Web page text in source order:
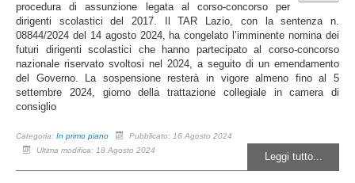
procedura di assunzione legata al corso-concorso per
dirigenti scolastici del 2017. Il TAR Lazio, con la sentenza n.
08844/2024 del 14 agosto 2024, ha congelato l’imminente nomina dei
futuri dirigenti scolastici che hanno partecipato al corso-concorso
nazionale riservato svoltosi nel 2024, a seguito di un emendamento
del Governo. La sospensione resterà in vigore almeno fino al 5
settembre 2024, giorno della trattazione collegiale in camera di
consiglio
Categoria: In primo piano
Pubblicato: 16 Agosto 2024
Ultima modifica: 18 Agosto 2024
Leggi tutto...